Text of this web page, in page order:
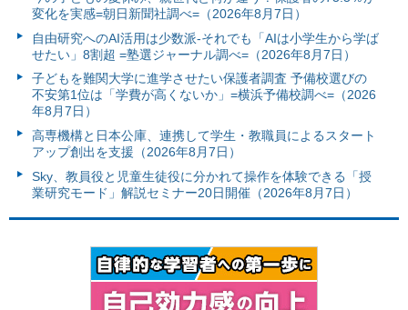
変化を実感=朝日新聞社調べ=（2026年8月7日）
自由研究へのAI活用は少数派-それでも「AIは小学生から学ば
せたい」8割超 =塾選ジャーナル調べ=（2026年8月7日）
子どもを難関大学に進学させたい保護者調査 予備校選びの
不安第1位は「学費が高くないか」=横浜予備校調べ=（2026
年8月7日）
高専機構と日本公庫、連携して学生・教職員によるスタート
アップ創出を支援（2026年8月7日）
Sky、教員役と児童生徒役に分かれて操作を体験できる「授
業研究モード」解説セミナー20日開催（2026年8月7日）